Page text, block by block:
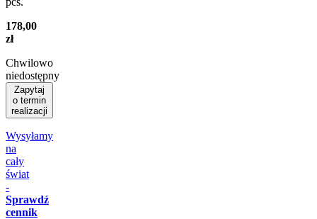
178,00
zł
Chwilowo
niedostępny
Zapytaj
o termin
realizacji
Wysyłamy
na
cały
świat
-
Sprawdź
cennik